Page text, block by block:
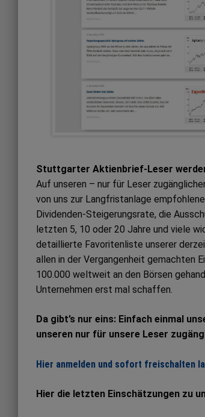
Stuttgarter Aktienbrief-Leser
Auf unseren – nur für Leser
von uns zur Langfristanlage
Dividenden-Steigerungsrate, die
letzten 5, 10 oder 20 Jahre und viele
detaillierte Favoritenliste unserer
allen in der Vergangenheit gemachten
100.000 weltweit an den Börsen
Unternehmen erst mal schaffen.
Da gibt’s nur eins: Einfach einmal
unseren nur für unsere Leser
Hier anmelden und sofort freischalten
Hier die letzten Einschätzungen zu